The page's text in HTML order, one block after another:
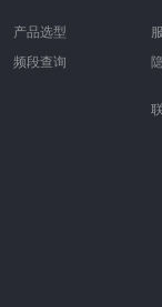
产品选型
频段查询